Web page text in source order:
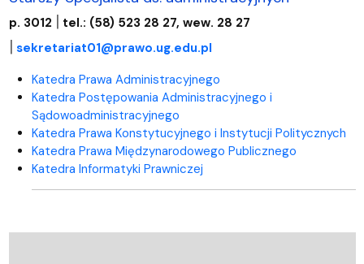
p. 3012 | tel.: (58) 523 28 27, wew. 28 27
| sekretariat01@prawo.ug.edu.pl
Katedra Prawa Administracyjnego
Katedra Postępowania Administracyjnego i
Sądowoadministracyjnego
Katedra Prawa Konstytucyjnego i Instytucji Politycznych
Katedra Prawa Międzynarodowego Publicznego
Katedra Informatyki Prawniczej